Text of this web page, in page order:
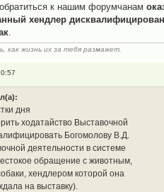
к нашим форумчанам
хендлер
как жизнь их за тебя размажет.
дня
ходатайство Выставочной
Богомолову В.Д.
деятельности в системе
обращение с животным,
хендлером которой она
на выставку).